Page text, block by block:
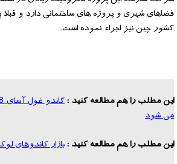
فضاهای شهری و پروژه های ساختمانی دارد و قبلا
کشور چین نیز اجراء نموده است.
این مطلب را هم مطالعه کنید :
می شود
این مطلب را هم مطالعه کنید :بازار کاندوهای